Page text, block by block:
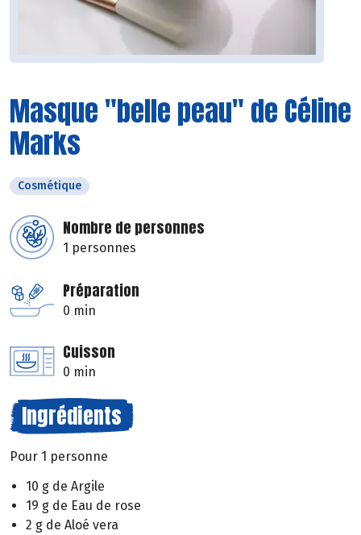
Masque "belle peau" de Céline
Marks
Cosmétique
Nombre de personnes
1 personnes
Préparation
0 min
Cuisson
0 min
Ingrédients
Pour 1 personne
10 g de Argile
19 g de Eau de rose
2 g de Aloé vera